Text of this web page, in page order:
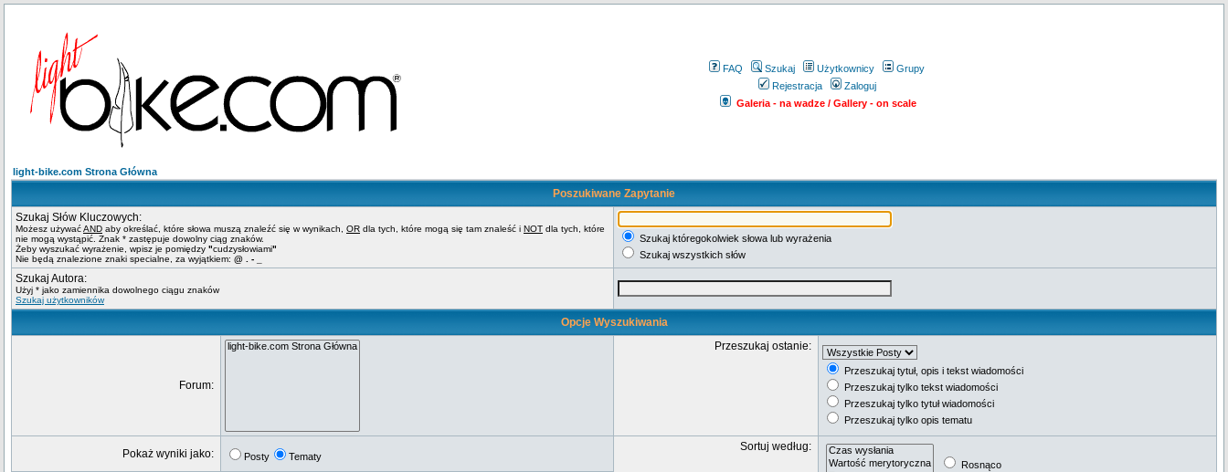
FAQ Szukaj Użytkownicy
Grupy
Rejestracja
Zaloguj
Galeria - na wadze / Gallery - on scale
light-bike.com Strona Główna
Poszukiwane Zapytanie
Szukaj Słów Kluczowych:
Możesz używaćAND aby określać, które słowa muszą znaleźć się w wynikach, OR dla tych, które mogą się tam znaleść i NOT dla tych, które
nie mogą wystąpić. Znak * zastępuje dowolny ciąg znaków.
Żeby wyszukać wyrażenie, wpisz je pomiędzy "cudzysłowiami"
Nie będą znalezione znaki specialne, za wyjątkiem: @ . - _
Szukaj któregokolwiek słowa lub wyrażenia
Szukaj wszystkich słów
Szukaj Autora:
Użyj * jako zamiennika dowolnego ciągu znaków
Szukaj użytkowników
Opcje Wyszukiwania
Forum:
Przeszukaj ostanie:
Przeszukaj tytuł, opis i tekst wiadomości
Przeszukaj tylko tekst wiadomości
Przeszukaj tylko tytuł wiadomości
Przeszukaj tylko opis tematu
Pokaż wyniki jako: Posty Tematy
Sortuj według:
Rosnąco